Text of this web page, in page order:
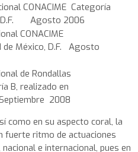
CONACIME Categoría
D.F. Agosto 2006
CONACIME
de México, D.F. Agosto
de Rondallas
B, realizado en
2008
como en su aspecto coral, la
fuerte ritmo de actuaciones
e internacional, pues en